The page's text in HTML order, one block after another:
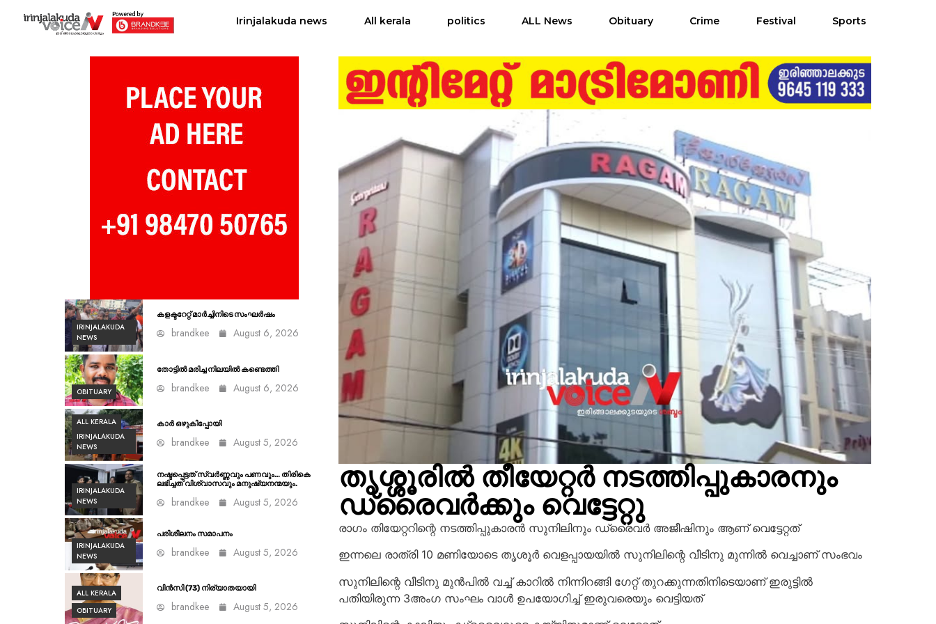
Irinjalakuda news All kerala politics ALL News Obituary Crime Festival Sports
തൃശ്ശൂരിൽ തീയേറ്റർ നടത്തിപ്പുകാരനും
ഡ്രൈവർക്കും വെട്ടേറ്റു
രാഗം തിയേറ്ററിന്റെ നടത്തിപ്പുകാരൻ സുനിലിനും ഡ്രൈവർ അജീഷിനും ആണ് വെട്ടേറ്റത്
ഇന്നലെ രാത്രി 10 മണിയോടെ തൃശൂർ വെളപ്പായയിൽ സുനിലിന്റെ വീടിനു മുന്നിൽ വെച്ചാണ് സംഭവം
സുനിലിന്റെ വീടിനു മുൻപിൽ വച്ച് കാറിൽ നിന്നിറങ്ങി ഗേറ്റ് തുറക്കുന്നതിനിടെയാണ് ഇരുട്ടിൽ
പതിയിരുന്ന 3അംഗ സംഘം വാൾ ഉപയോഗിച്ച് ഇരുവരെയും വെട്ടിയത്
IRINJALAKUDA
NEWS
കളക്ടറേറ്റ് മാർച്ചിനിടെ സംഘർഷം
brandkee August 6, 2026
OBITUARY
തോട്ടിൽ മരിച്ച നിലയിൽ കണ്ടെത്തി
brandkee August 6, 2026
ALL KERALA
IRINJALAKUDA
NEWS
കാർ ഒഴുകിപ്പോയി
brandkee August 5, 2026
IRINJALAKUDA
NEWS
നഷ്ടപ്പെട്ടത് സ്വർണ്ണവും പണവും… തിരികെ
ലഭിച്ചത് വിശ്വാസവും മനുഷ്യനന്മയും.
brandkee August 5, 2026
IRINJALAKUDA
NEWS
പരിശീലനം സമാപനം
brandkee August 5, 2026
ALL KERALA
OBITUARY
വിൻസി (73) നിര്യാതയായി
brandkee August 5, 2026